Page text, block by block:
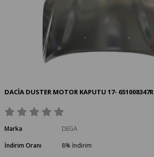
DACİA DUSTER MOTOR KAPUTU 17- 651008347R
Marka
DEGA
İndirim Oranı
%
8
İndirim